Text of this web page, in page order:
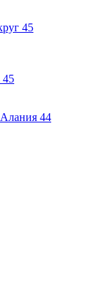
45
45
44